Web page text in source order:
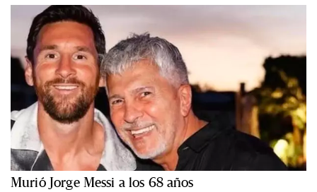
Murió Jorge Messi a los 68 años